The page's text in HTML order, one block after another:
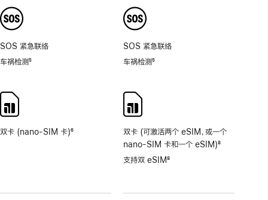
SOS 紧急联络
车祸检测5
双卡 (nano-SIM 卡)6
SOS 紧急联络
车祸检测5
双卡 (可激活两个 eSIM，或一个
nano-SIM 卡和一个 eSIM)
脚
8
支持双 eSIM8